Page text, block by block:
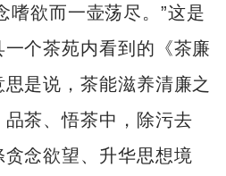
嗜欲而一壶荡尽。”这是
个茶苑内看到的《茶廉
是说，茶能滋养清廉之
茶、悟茶中，除污去
念欲望、升华思想境